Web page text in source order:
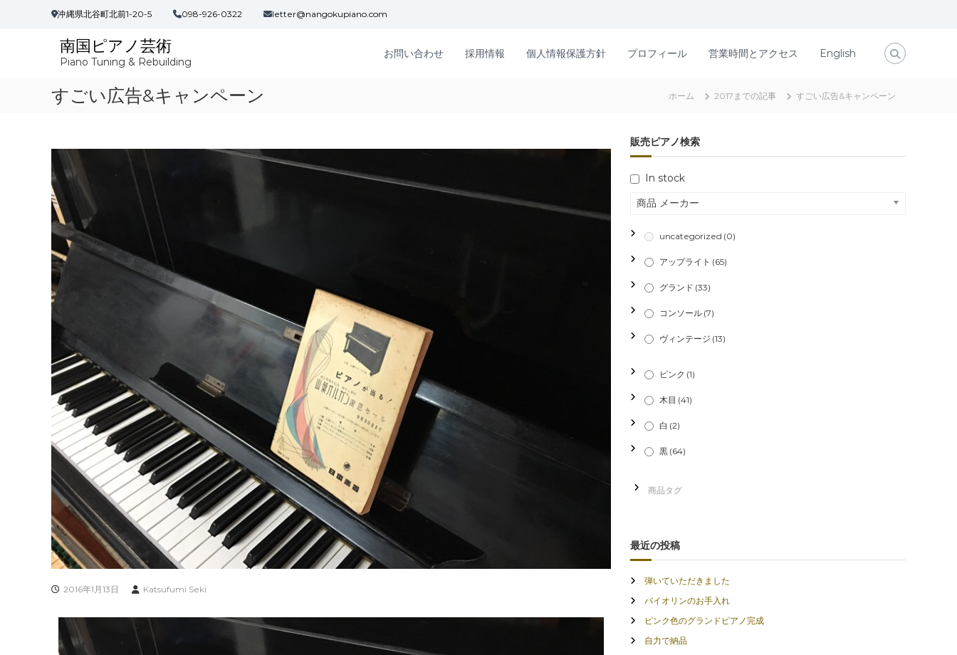
沖縄県北谷町北前1-20-5 098-926-0322 letter@nangokupiano.com
南国ピアノ芸術
Piano Tuning & Rebuilding
お問い合わせ 採用情報 個人情報保護方針 プロフィール 営業時間とアクセス English
すごい広告&キャンペーン ホーム 2017までの記事 すごい広告&キャンペーン
2016年1月13日 Katsufumi Seki
販売ピアノ検索
In stock
商品 メーカー
uncategorized (0)
アップライト (65)
グランド (33)
コンソール (7)
ヴィンテージ (13)
ピンク (1)
木目 (41)
白 (2)
黒 (64)
最近の投稿
弾いていただきました
バイオリンのお手入れ
ピンク色のグランドピアノ完成
自力で納品